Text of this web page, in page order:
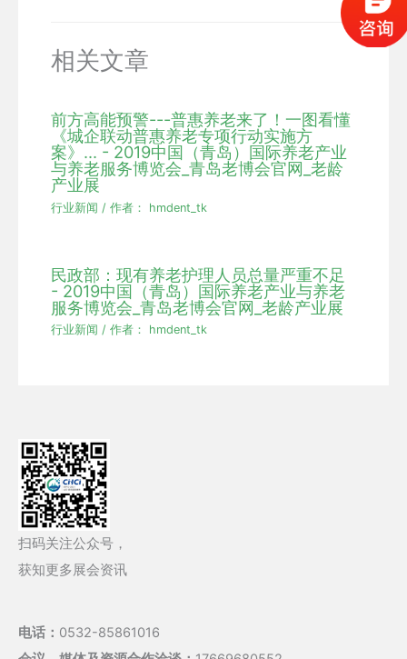
相关文章
前方高能预警---普惠养老来了！一图看懂
《城企联动普惠养老专项行动实施方
案》... - 2019中国（青岛）国际养老产业
与养老服务博览会_青岛老博会官网_老龄
产业展
行业新闻 / 作者： hmdent_tk
民政部：现有养老护理人员总量严重不足
- 2019中国（青岛）国际养老产业与养老
服务博览会_青岛老博会官网_老龄产业展
行业新闻 / 作者： hmdent_tk
扫码关注公众号，
获知更多展会资讯
电话： 0532-85861016